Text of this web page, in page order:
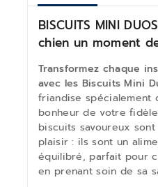
BISCUITS MINI
chien un moment
Transformez chaque
avec les Biscuits Mini
friandise spécialement
bonheur de votre
biscuits savoureux
plaisir : ils sont un
équilibré, parfait pour
en prenant soin de sa